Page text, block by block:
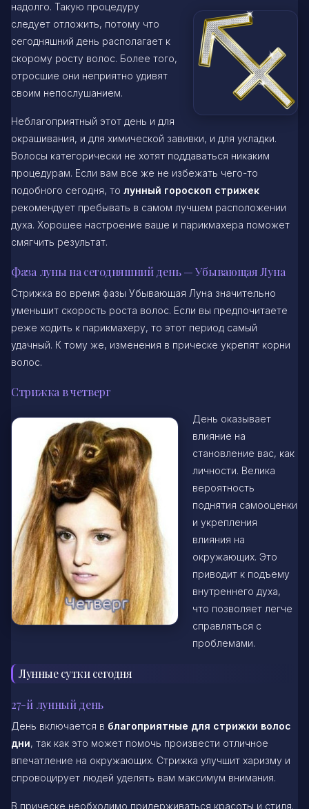
надолго. Такую процедуру
следует отложить, потому что
сегодняшний день располагает к
скорому росту волос. Более того,
отросшие они неприятно удивят
своим непослушанием.
Неблагоприятный этот день и для
окрашивания, и для химической завивки, и для укладки.
Волосы категорически не хотят поддаваться никаким
процедурам. Если вам все же не избежать чего-то
подобного сегодня, то лунный гороскоп стрижек
рекомендует пребывать в самом лучшем расположении
духа. Хорошее настроение ваше и парикмахера поможет
смягчить результат.
Фаза луны на сегодняшний день — Убывающая Луна
Стрижка во время фазы Убывающая Луна значительно
уменьшит скорость роста волос. Если вы предпочитаете
реже ходить к парикмахеру, то этот период самый
удачный. К тому же, изменения в прическе укрепят корни
волос.
Стрижка в четверг
День оказывает
влияние на
становление вас, как
личности. Велика
вероятность
поднятия самооценки
и укрепления
влияния на
окружающих. Это
приводит к подъему
внутреннего духа,
что позволяет легче
справляться с
проблемами.
Лунные сутки сегодня
27-й лунный день
День включается в благоприятные для стрижки волос
дни, так как это может помочь произвести отличное
впечатление на окружающих. Стрижка улучшит харизму и
спровоцирует людей уделять вам максимум внимания.
В прическе необходимо придерживаться красоты и стиля.